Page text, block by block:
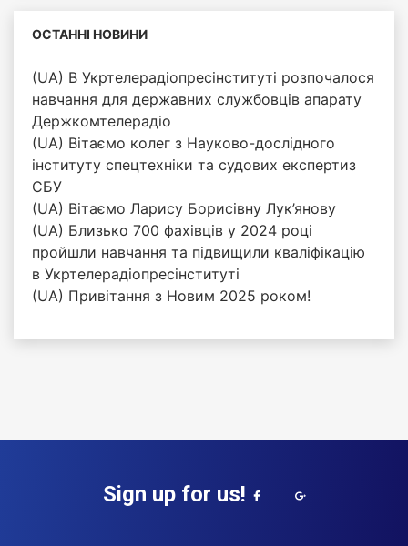
ОСТАННІ НОВИНИ
(UA) В Укртелерадіопресінституті розпочалося
навчання для державних службовців апарату
Держкомтелерадіо
(UA) Вітаємо колег з Науково-дослідного
інституту спецтехніки та судових експертиз
СБУ
(UA) Вітаємо Ларису Борисівну Лук’янову
(UA) Близько 700 фахівців у 2024 році
пройшли навчання та підвищили кваліфікацію
в Укртелерадіопресінституті
(UA) Привітання з Новим 2025 роком!
Sign up for us!